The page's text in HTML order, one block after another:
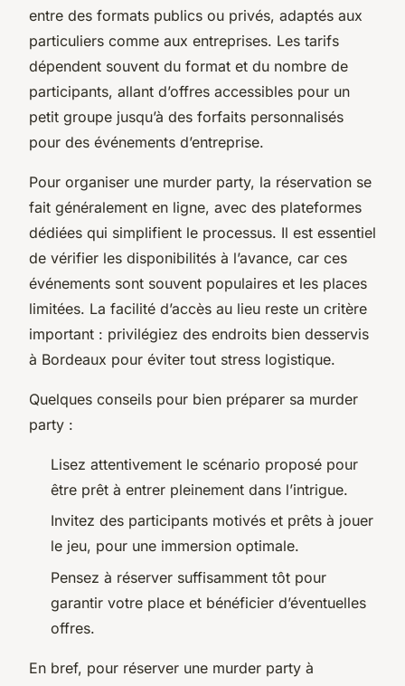
entre des formats publics ou privés, adaptés aux
particuliers comme aux entreprises. Les tarifs
dépendent souvent du format et du nombre de
participants, allant d’offres accessibles pour un
petit groupe jusqu’à des forfaits personnalisés
pour des événements d’entreprise.
Pour organiser une murder party, la réservation se
fait généralement en ligne, avec des plateformes
dédiées qui simplifient le processus. Il est essentiel
de vérifier les disponibilités à l’avance, car ces
événements sont souvent populaires et les places
limitées. La facilité d’accès au lieu reste un critère
important : privilégiez des endroits bien desservis
à Bordeaux pour éviter tout stress logistique.
Quelques conseils pour bien préparer sa murder
party :
Lisez attentivement le scénario proposé pour
être prêt à entrer pleinement dans l’intrigue.
Invitez des participants motivés et prêts à jouer
le jeu, pour une immersion optimale.
Pensez à réserver suffisamment tôt pour
garantir votre place et bénéficier d’éventuelles
offres.
En bref, pour réserver une murder party à